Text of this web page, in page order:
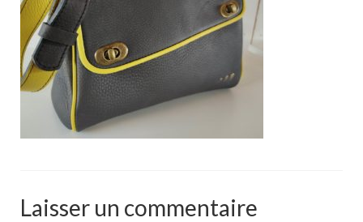
Pour acheter
Contact
Laisser un commentaire